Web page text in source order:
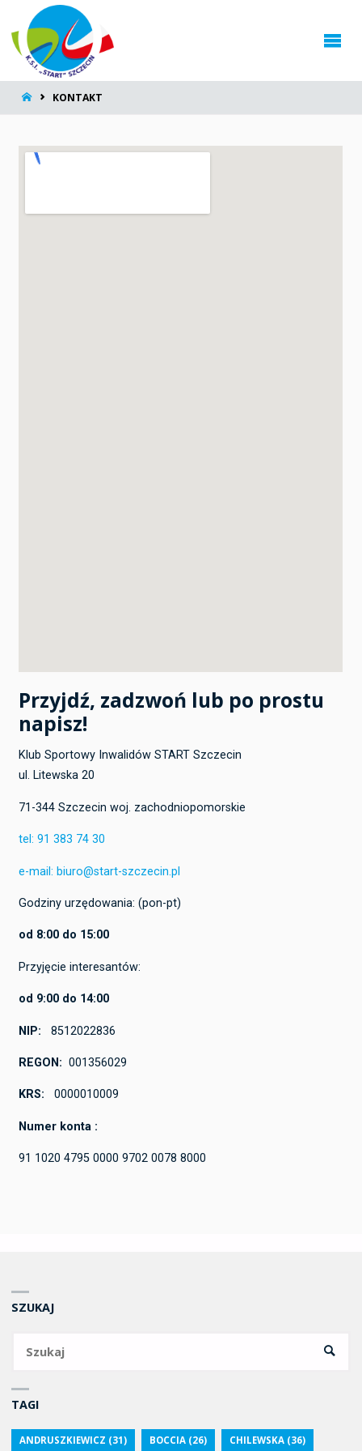
KONTAKT
Przyjdź, zadzwoń lub po prostu
napisz!
Klub Sportowy Inwalidów START Szczecin
ul. Litewska 20
71-344 Szczecin woj. zachodniopomorskie
tel: 91 383 74 30
e-mail: biuro@start-szczecin.pl
Godziny urzędowania: (pon-pt)
od 8:00 do 15:00
Przyjęcie interesantów:
od 9:00 do 14:00
NIP:8512022836
REGON: 001356029
KRS:0000010009
Numer konta :
91 1020 4795 0000 9702 0078 8000
SZUKAJ
TAGI
ANDRUSZKIEWICZ (31) BOCCIA (26) CHILEWSKA (36)